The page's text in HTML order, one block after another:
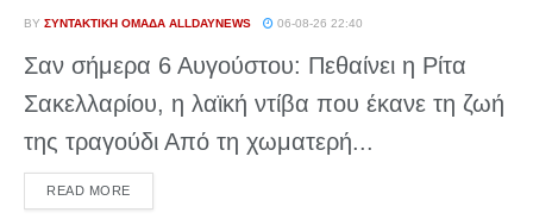
BY ΣΥΝΤΑΚΤΙΚΉ ΟΜΆΔΑ ALLDAYNEWS 06-08-26 22:40
Σαν σήμερα 6 Αυγούστου: Πεθαίνει η Ρίτα
Σακελλαρίου, η λαϊκή ντίβα που έκανε τη ζωή
της τραγούδι Από τη χωματερή...
READ MOREDETAILS